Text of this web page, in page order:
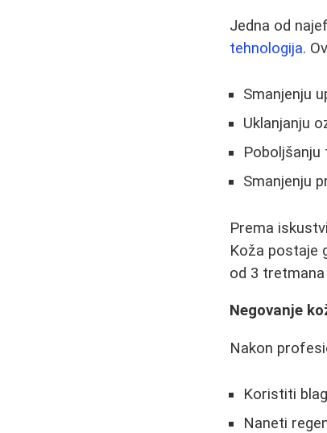
Jedna od
tehnologija.
Smanjenju
Uklanjanju
Smanjenju
Prema
Koža postaje
od 3
Negovanje
Nakon
Koristiti
Naneti